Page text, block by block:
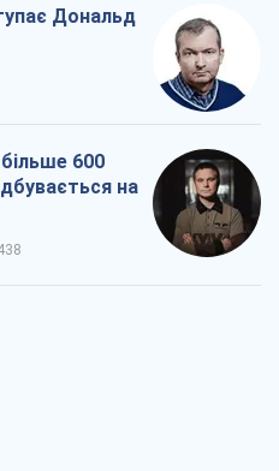
Дональд
600
на